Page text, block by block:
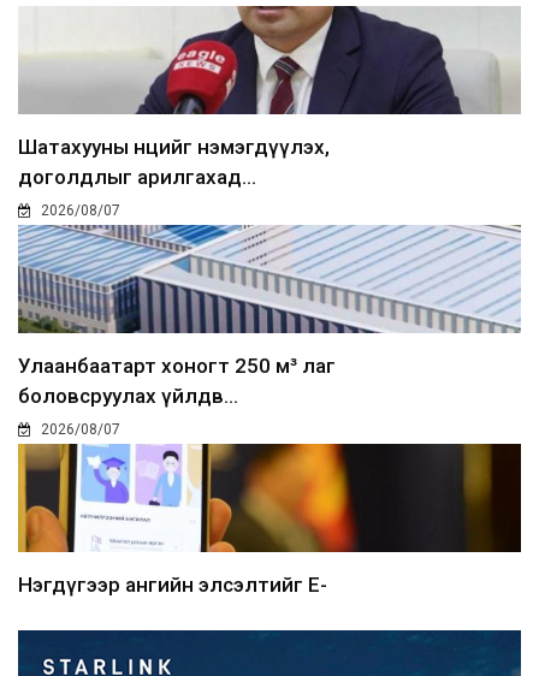
Шатахууны нөөцийг нэмэгдүүлэх,
доголдлыг арилгахад...
2026/08/07
Улаанбаатарт хоногт 250 м³ лаг
боловсруулах үйлдв...
2026/08/07
Нэгдүгээр ангийн элсэлтийг E-